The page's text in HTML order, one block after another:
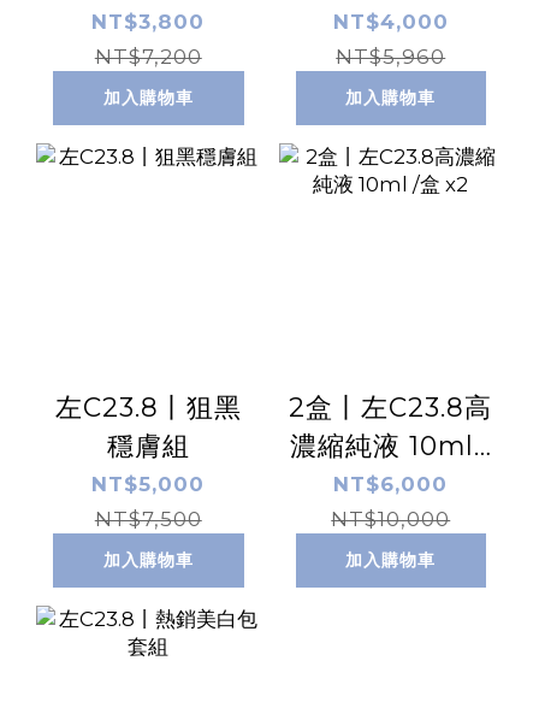
NT$3,800
NT$7,200
加入購物車
NT$4,000
NT$5,960
加入購物車
左C23.8丨狙黑
穩膚組
NT$5,000
NT$7,500
加入購物車
2盒丨左C23.8高
濃縮純液 10ml /
盒 x2
NT$6,000
NT$10,000
加入購物車